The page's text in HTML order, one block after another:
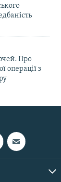
Про
операції з